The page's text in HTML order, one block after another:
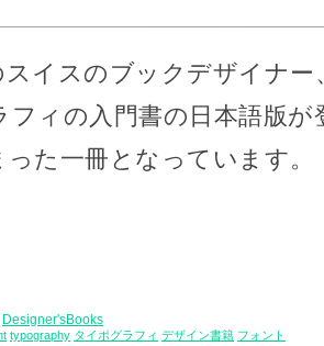
スイスのブックデザイナ
フィの入門書の日本語版が
た一冊となっています。
Designer'sBooks
typography タイポグラフィ デザイン書籍 フォント